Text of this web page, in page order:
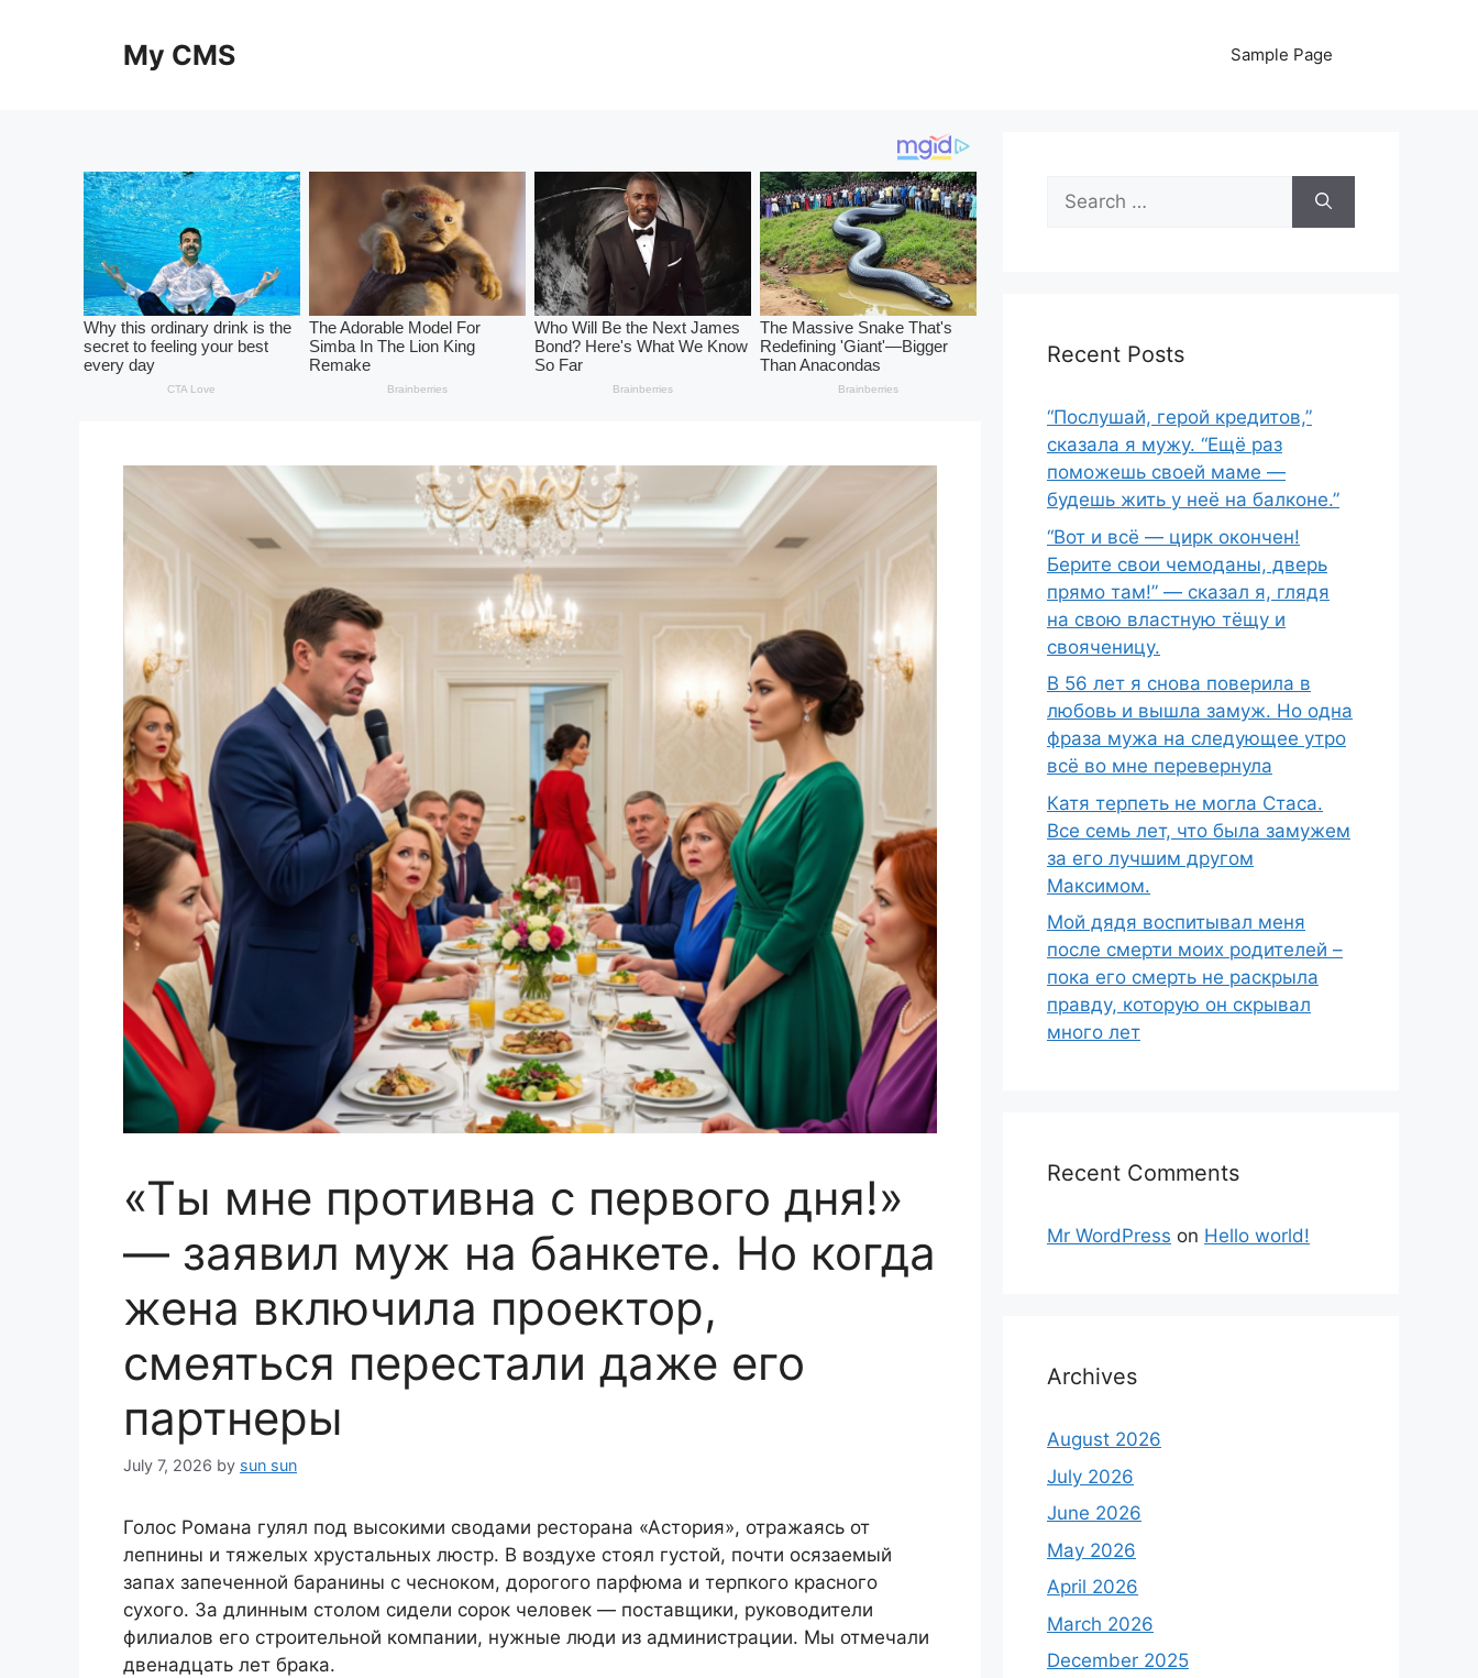
My CMS Sample Page
«Ты мне противна с первого дня!»
— заявил муж на банкете. Но когда
жена включила проектор,
смеяться перестали даже его
партнеры
July 7, 2026 by sun sun
Голос Романа гулял под высокими сводами ресторана «Астория», отражаясь от
лепнины и тяжелых хрустальных люстр. В воздухе стоял густой, почти осязаемый
запах запеченной баранины с чесноком, дорогого парфюма и терпкого красного
сухого. За длинным столом сидели сорок человек — поставщики, руководители
филиалов его строительной компании, нужные люди из администрации. Мы отмечали
двенадцать лет брака.
Search
for:
Recent Posts
“Послушай, герой кредитов,”
сказала я мужу. “Ещё раз
поможешь своей маме —
будешь жить у неё на балконе.”
“Вот и всё — цирк окончен!
Берите свои чемоданы, дверь
прямо там!” — сказал я, глядя
на свою властную тёщу и
свояченицу.
В 56 лет я снова поверила в
любовь и вышла замуж. Но одна
фраза мужа на следующее утро
всё во мне перевернула
Катя терпеть не могла Стаса.
Все семь лет, что была замужем
за его лучшим другом
Максимом.
Мой дядя воспитывал меня
после смерти моих родителей –
пока его смерть не раскрыла
правду, которую он скрывал
много лет
Recent Comments
Mr WordPress on Hello world!
Archives
August 2026
July 2026
June 2026
May 2026
April 2026
March 2026
December 2025